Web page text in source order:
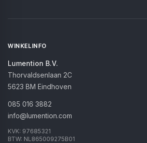
WINKELINFO
Lumention B.V.
Thorvaldsenlaan 2C
5623 BM Eindhoven
085 016 3882
info@lumention.com
KVK: 97685321
BTW: NL865009275B01